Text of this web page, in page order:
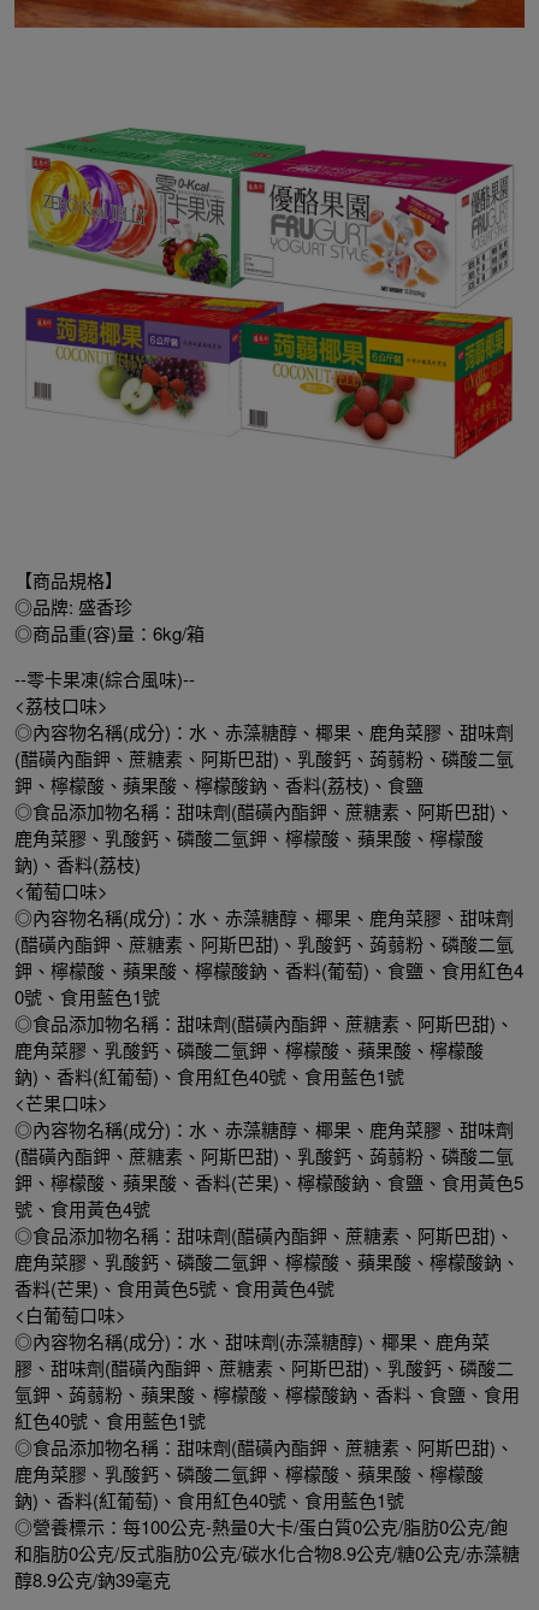
【商品規格】
◎品牌: 盛香珍
◎商品重(容)量：6kg/箱
--零卡果凍(綜合風味)--
<荔枝口味>
◎內容物名稱(成分)：水、赤藻糖醇、椰果、鹿角菜膠、甜味劑
(醋磺內酯鉀、蔗糖素、阿斯巴甜)、乳酸鈣、蒟蒻粉、磷酸二氫
鉀、檸檬酸、蘋果酸、檸檬酸鈉、香料(荔枝)、食鹽
◎食品添加物名稱：甜味劑(醋磺內酯鉀、蔗糖素、阿斯巴甜)、
鹿角菜膠、乳酸鈣、磷酸二氫鉀、檸檬酸、蘋果酸、檸檬酸
鈉)、香料(荔枝)
<葡萄口味>
◎內容物名稱(成分)：水、赤藻糖醇、椰果、鹿角菜膠、甜味劑
(醋磺內酯鉀、蔗糖素、阿斯巴甜)、乳酸鈣、蒟蒻粉、磷酸二氫
鉀、檸檬酸、蘋果酸、檸檬酸鈉、香料(葡萄)、食鹽、食用紅色4
0號、食用藍色1號
◎食品添加物名稱：甜味劑(醋磺內酯鉀、蔗糖素、阿斯巴甜)、
鹿角菜膠、乳酸鈣、磷酸二氫鉀、檸檬酸、蘋果酸、檸檬酸
鈉)、香料(紅葡萄)、食用紅色40號、食用藍色1號
<芒果口味>
◎內容物名稱(成分)：水、赤藻糖醇、椰果、鹿角菜膠、甜味劑
(醋磺內酯鉀、蔗糖素、阿斯巴甜)、乳酸鈣、蒟蒻粉、磷酸二氫
鉀、檸檬酸、蘋果酸、香料(芒果)、檸檬酸鈉、食鹽、食用黃色5
號、食用黃色4號
◎食品添加物名稱：甜味劑(醋磺內酯鉀、蔗糖素、阿斯巴甜)、
鹿角菜膠、乳酸鈣、磷酸二氫鉀、檸檬酸、蘋果酸、檸檬酸鈉、
香料(芒果)、食用黃色5號、食用黃色4號
<白葡萄口味>
◎內容物名稱(成分)：水、甜味劑(赤藻糖醇)、椰果、鹿角菜
膠、甜味劑(醋磺內酯鉀、蔗糖素、阿斯巴甜)、乳酸鈣、磷酸二
氫鉀、蒟蒻粉、蘋果酸、檸檬酸、檸檬酸鈉、香料、食鹽、食用
紅色40號、食用藍色1號
◎食品添加物名稱：甜味劑(醋磺內酯鉀、蔗糖素、阿斯巴甜)、
鹿角菜膠、乳酸鈣、磷酸二氫鉀、檸檬酸、蘋果酸、檸檬酸
鈉)、香料(紅葡萄)、食用紅色40號、食用藍色1號
◎營養標示：每100公克-熱量0大卡/蛋白質0公克/脂肪0公克/飽
和脂肪0公克/反式脂肪0公克/碳水化合物8.9公克/糖0公克/赤藻糖
醇8.9公克/鈉39毫克